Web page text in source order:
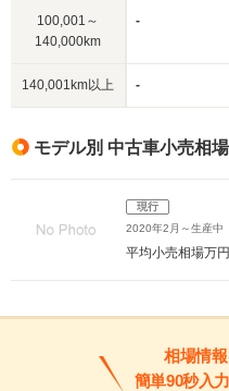
100,001～
140,000km
-
140,001km以上 -
モデル別 中古車小売相
現行
2020年2月～生産中
平均小売相場万円
相場情
簡単90秒入